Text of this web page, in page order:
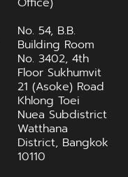
No. 54, B.B.
Building Room
No. 3402, 4th
Floor Sukhumvit
21 (Asoke) Road
Khlong Toei
Nuea Subdistrict
Watthana
District, Bangkok
10110